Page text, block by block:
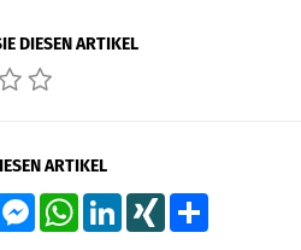
DIESEN ARTIKEL
ARTIKEL
MessengerWhatsAppLinkedInXING